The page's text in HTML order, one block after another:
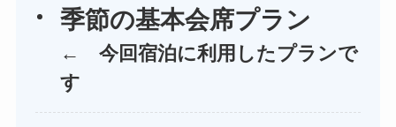
季節の基本会席プラン
← 今回宿泊に利用したプランで
す